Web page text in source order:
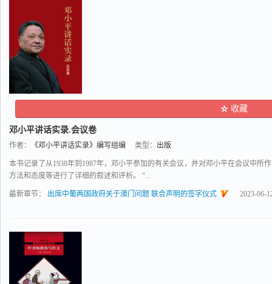
收藏
邓小平讲话实录.会议卷
作者： 《邓小平讲话实录》编写组编 类型： 出版
本书记录了从1938年到1987年，邓小平参加的有关会议，并对邓小平在会议中所
方法和态度等进行了详细的叙述和评析。 "...
最新章节： 出席中葡两国政府关于澳门问题 联合声明的签字仪式 2023-06-